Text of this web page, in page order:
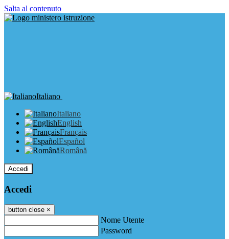
Salta al contenuto
Italiano
Italiano
English
Français
Español
Română
Accedi
Accedi
button close ×
Nome Utente
Password